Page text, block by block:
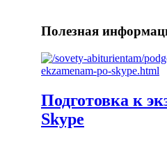
Полезная
Подготовка к
Skype